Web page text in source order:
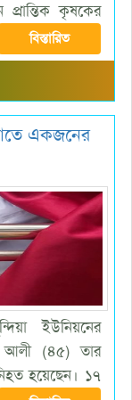
কৃষকের
বিস্তারিত
একজনের
ইউনিয়নের
আলী (৪৫) তার
হয়েছেন। ১৭